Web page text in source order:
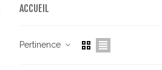
ACCUEIL
Pertinence